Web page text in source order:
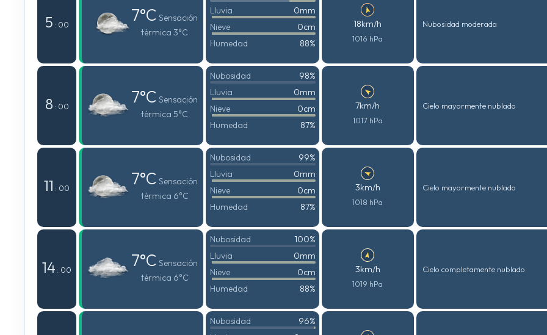
5 : 00 7°C Sensación
térmica 3°C
Lluvia
0mm
Nieve
0cm
Humedad
88%
18km/h
1016 hPa
Nubosidad moderada
8 : 00 7°C Sensación
térmica 5°C
Nubosidad
98%
Lluvia
0mm
Nieve
0cm
Humedad
87%
7km/h
1017 hPa
Cielo mayormente nublado
11 : 00 7°C Sensación
térmica 6°C
Nubosidad
99%
Lluvia
0mm
Nieve
0cm
Humedad
87%
3km/h
1018 hPa
Cielo mayormente nublado
14 : 00 7°C Sensación
térmica 6°C
Nubosidad
100%
Lluvia
0mm
Nieve
0cm
Humedad
88%
3km/h
1019 hPa
Cielo completamente nublado
Nubosidad
96%